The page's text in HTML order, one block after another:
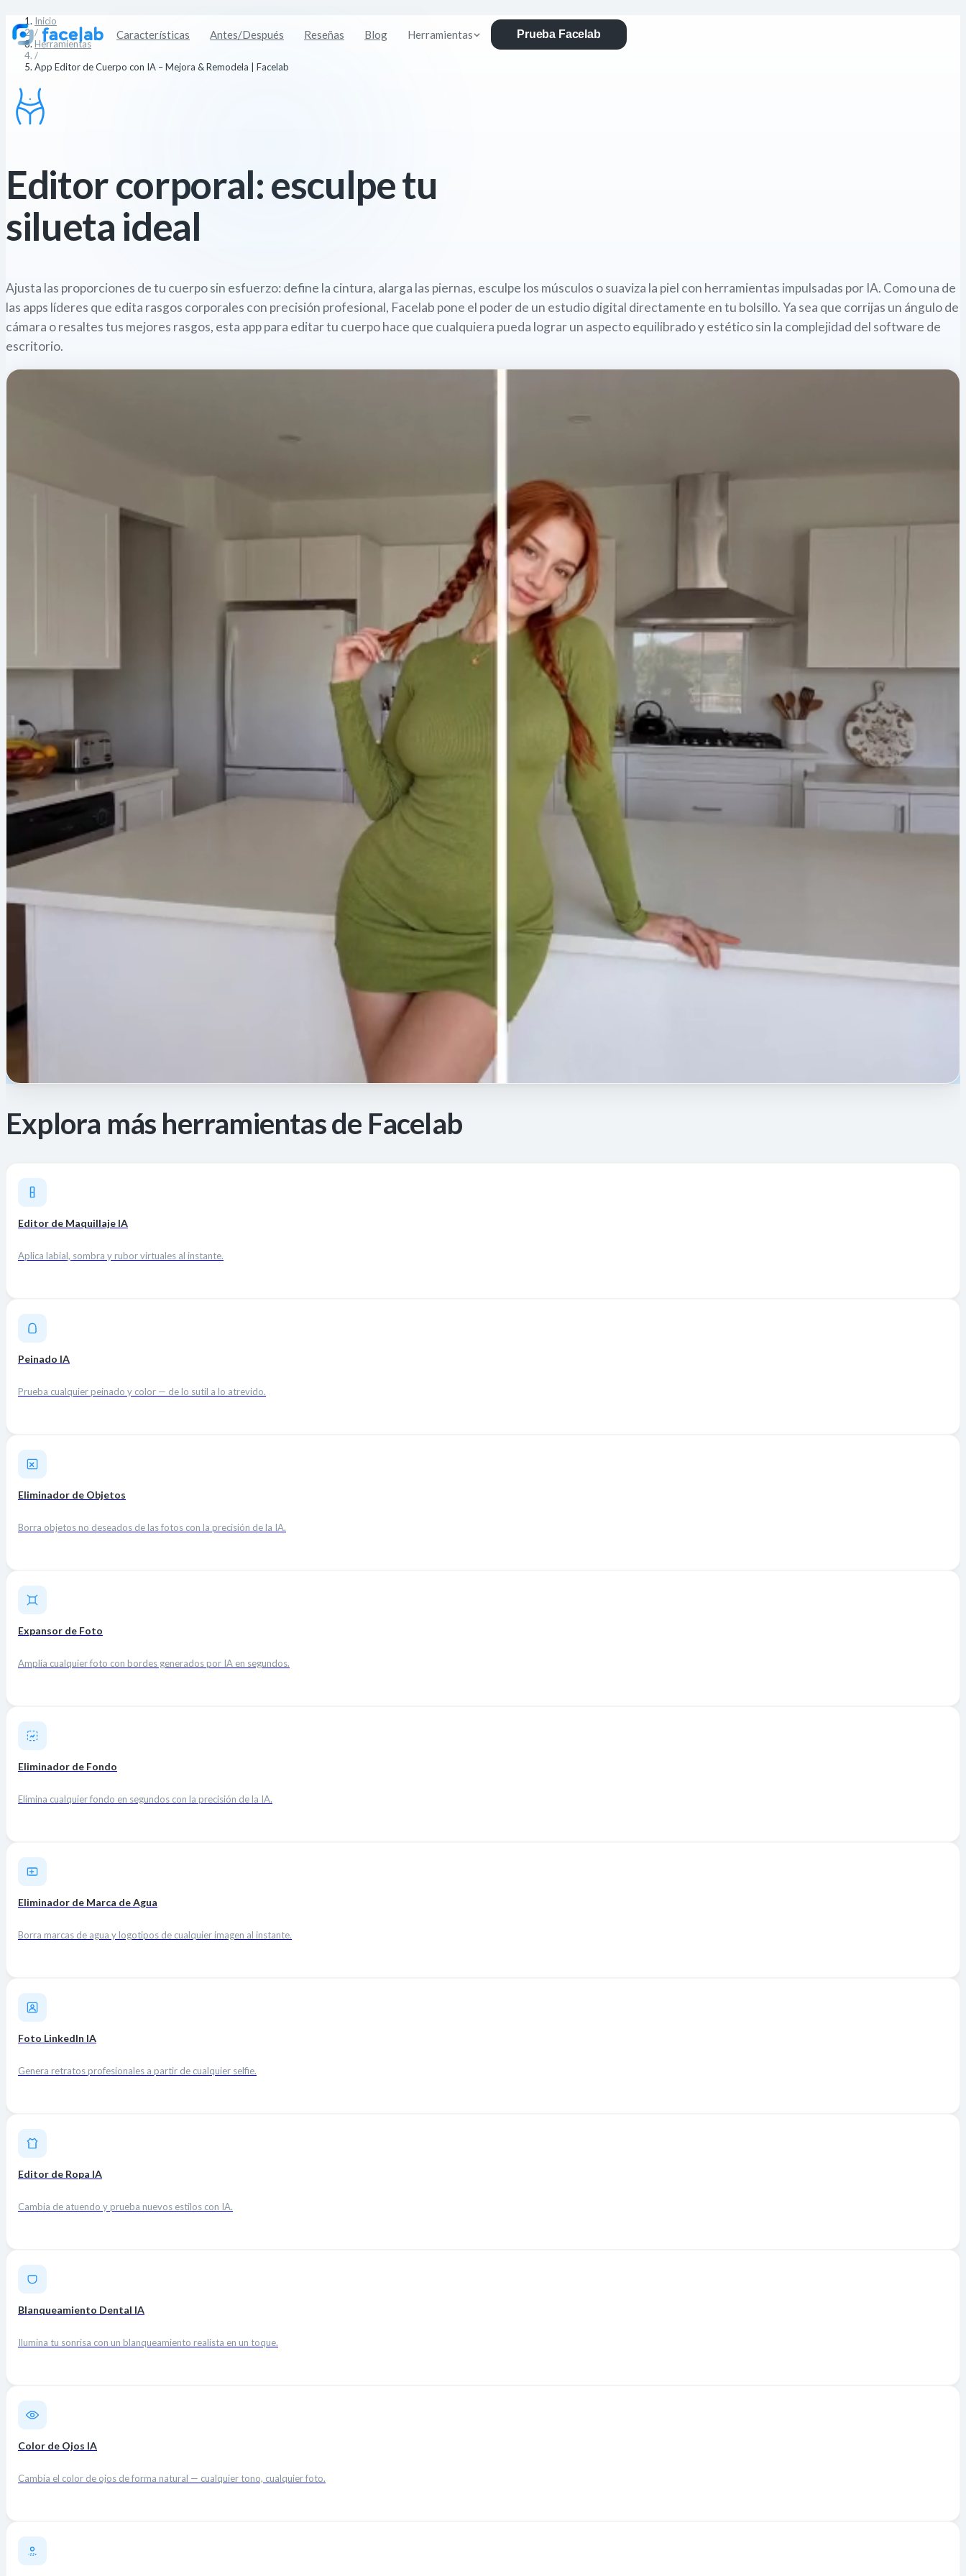
Características Antes/Después Reseñas Blog Herramientas Prueba Facelab
Inicio
/
Herramientas
/
App Editor de Cuerpo con IA – Mejora & Remodela | Facelab
Editor corporal: esculpe tu
silueta ideal
Ajusta las proporciones de tu cuerpo sin esfuerzo: define la cintura, alarga las piernas, esculpe los músculos o suaviza la piel con herramientas impulsadas por IA. Como una de
las apps líderes que edita rasgos corporales con precisión profesional, Facelab pone el poder de un estudio digital directamente en tu bolsillo. Ya sea que corrijas un ángulo de
cámara o resaltes tus mejores rasgos, esta app para editar tu cuerpo hace que cualquiera pueda lograr un aspecto equilibrado y estético sin la complejidad del software de
escritorio.
Explora más herramientas de Facelab
Editor de Maquillaje IA
Aplica labial, sombra y rubor virtuales al instante.
Peinado IA
Prueba cualquier peinado y color — de lo sutil a lo atrevido.
Eliminador de Objetos
Borra objetos no deseados de las fotos con la precisión de la IA.
Expansor de Foto
Amplía cualquier foto con bordes generados por IA en segundos.
Eliminador de Fondo
Elimina cualquier fondo en segundos con la precisión de la IA.
Eliminador de Marca de Agua
Borra marcas de agua y logotipos de cualquier imagen al instante.
Foto LinkedIn IA
Genera retratos profesionales a partir de cualquier selfie.
Editor de Ropa IA
Cambia de atuendo y prueba nuevos estilos con IA.
Blanqueamiento Dental IA
Ilumina tu sonrisa con un blanqueamiento realista en un toque.
Color de Ojos IA
Cambia el color de ojos de forma natural — cualquier tono, cualquier foto.